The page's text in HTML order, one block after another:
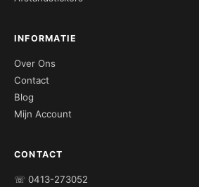
INFORMATIE
Over Ons
Contact
Blog
Mijn Account
CONTACT
☏ 0413-273052